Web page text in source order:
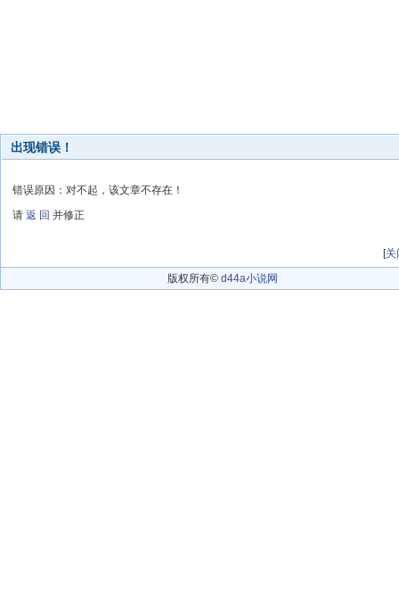
出现错误！
错误原因：对不起，该文章不存在！
请 返 回 并修正
[关
版权所有© d44a小说网